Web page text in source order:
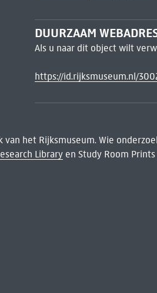
DUURZAAM
Als u naar dit object wilt
https://id.rijksmuseum.nl/
het Rijksmuseum. Wie
Libraryen Study Room Prints